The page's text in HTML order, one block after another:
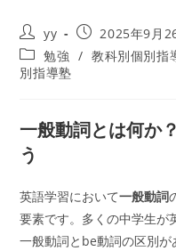
投
稿
者:
yy
投
稿
公
2025年9月
投
稿
ー:
勉強 / 教科別個別指
別指導塾
一般動詞とは何か
う
英語学習において一般動詞
要素です。多くの中学生が
一般動詞とbe動詞の区別が